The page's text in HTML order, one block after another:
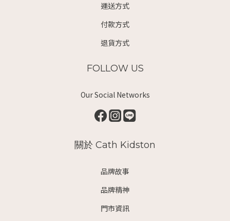
運送方式
付款方式
退貨方式
FOLLOW US
Our Social Networks
關於 Cath Kidston
品牌故事
品牌精神
門市資訊